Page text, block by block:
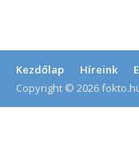
Kezdőlap Híreink
Copyright © 2026